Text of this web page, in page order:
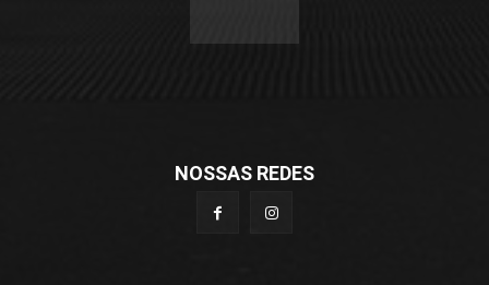
NOSSAS REDES